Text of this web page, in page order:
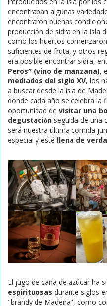
introducidos en la isla por los
encontraban algunas
encontraron buenas
producción de sidra en la isla
como los huertos
suficientes de fruta, y otros
era posible encontrar sidra,
Peros” (vino de manzana),
mediados del siglo XV, los
a buscar desde la isla de
donde cada año se celebra la
oportunidad de visitar una
degustación seguida de una
será nuestra última comida
especial y esté llena de
El jugo de caña de azúcar ha
espirituosas durante siglos
"brandy de Madeira", como